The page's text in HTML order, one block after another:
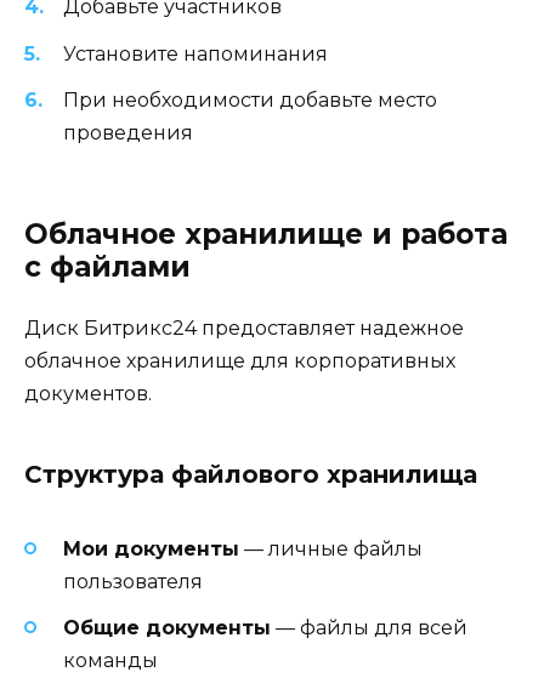
Добавьте участников
Установите напоминания
При необходимости добавьте место
проведения
Облачное хранилище и работа
с файлами
Диск Битрикс24 предоставляет надежное
облачное хранилище для корпоративных
документов.
Структура файлового хранилища
Мои документы — личные файлы
пользователя
Общие документы — файлы для всей
команды